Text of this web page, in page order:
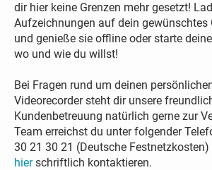
dir hier keine Grenzen mehr gesetzt!
Aufzeichnungen auf dein gewünschtes
und genieße sie offline oder starte
wo und wie du willst!
Bei Fragen rund um deinen
Videorecorder steht dir unsere
Kundenbetreuung natürlich gerne zur
Team erreichst du unter folgender
30 21 30 21 (Deutsche
hierschriftlich kontaktieren.